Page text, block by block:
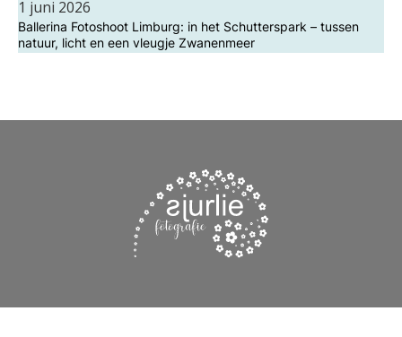
1 juni 2026
Ballerina Fotoshoot Limburg: in het Schutterspark – tussen
natuur, licht en een vleugje Zwanenmeer